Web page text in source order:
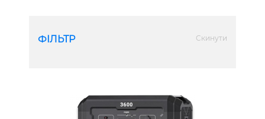
Генератори і Зарядні станції
Платний сервіс Apple
ФІЛЬТР Скинути